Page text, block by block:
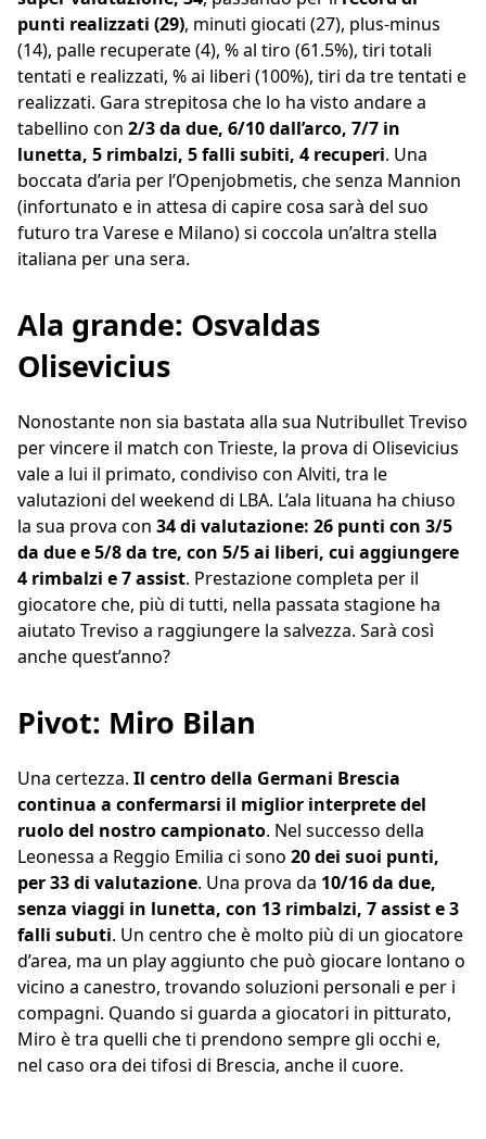
punti realizzati (29), minuti giocati (27), plus-minus
(14), palle recuperate (4), % al tiro (61.5%), tiri totali
tentati e realizzati, % ai liberi (100%), tiri da tre tentati e
realizzati. Gara strepitosa che lo ha visto andare a
tabellino con 2/3 da due, 6/10 dall’arco, 7/7 in
lunetta, 5 rimbalzi, 5 falli subiti, 4 recuperi. Una
boccata d’aria per l’Openjobmetis, che senza Mannion
(infortunato e in attesa di capire cosa sarà del suo
futuro tra Varese e Milano) si coccola un’altra stella
italiana per una sera.
Ala grande: Osvaldas
Olisevicius
Nonostante non sia bastata alla sua Nutribullet Treviso
per vincere il match con Trieste, la prova di Olisevicius
vale a lui il primato, condiviso con Alviti, tra le
valutazioni del weekend di LBA. L’ala lituana ha chiuso
la sua prova con 34 di valutazione: 26 punti con 3/5
da due e 5/8 da tre, con 5/5 ai liberi, cui aggiungere
4 rimbalzi e 7 assist. Prestazione completa per il
giocatore che, più di tutti, nella passata stagione ha
aiutato Treviso a raggiungere la salvezza. Sarà così
anche quest’anno?
Pivot: Miro Bilan
Una certezza. Il centro della Germani Brescia
continua a confermarsi il miglior interprete del
ruolo del nostro campionato. Nel successo della
Leonessa a Reggio Emilia ci sono 20 dei suoi punti,
per 33 di valutazione. Una prova da 10/16 da due,
senza viaggi in lunetta, con 13 rimbalzi, 7 assist e 3
falli subuti. Un centro che è molto più di un giocatore
d’area, ma un play aggiunto che può giocare lontano o
vicino a canestro, trovando soluzioni personali e per i
compagni. Quando si guarda a giocatori in pitturato,
Miro è tra quelli che ti prendono sempre gli occhi e,
nel caso ora dei tifosi di Brescia, anche il cuore.